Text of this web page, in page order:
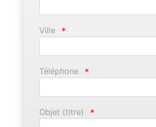
Ville *
Téléphone *
Objet (titre) *